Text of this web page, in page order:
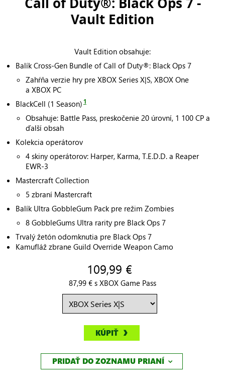
Vault Edition
Vault Edition obsahuje:
Balík Cross-Gen Bundle of Call of Duty®: Black Ops 7
Zahŕňa verzie hry pre XBOX Series X|S, XBOX One
a XBOX PC
BlackCell (1 Season) 1
Obsahuje: Battle Pass, preskočenie 20 úrovní, 1 100 CP a
ďalší obsah
Kolekcia operátorov
4 skiny operátorov: Harper, Karma, T.E.D.D. a Reaper
EWR-3
Mastercraft Collection
5 zbraní Mastercraft
Balík Ultra GobbleGum Pack pre režim Zombies
8 GobbleGums Ultra rarity pre Black Ops 7
Trvalý žetón odomknutia pre Black Ops 7
Kamufláž zbrane Guild Override Weapon Camo
109,99 €
87,99 € s XBOX Game Pass
KÚPIŤ
PRIDAŤ DO ZOZNAMU PRIANÍ